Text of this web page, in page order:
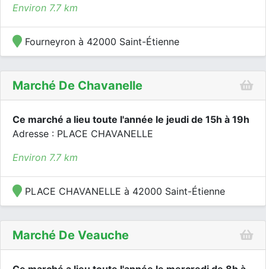
Environ 7.7 km
Fourneyron à 42000 Saint-Étienne
Marché De Chavanelle
Ce marché a lieu toute l'année le jeudi de 15h à 19h
Adresse : PLACE CHAVANELLE
Environ 7.7 km
PLACE CHAVANELLE à 42000 Saint-Étienne
Marché De Veauche